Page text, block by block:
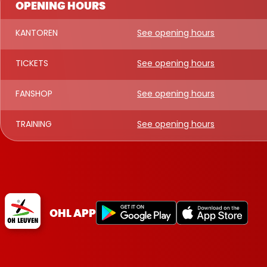
OPENING HOURS
KANTOREN See opening hours
TICKETS See opening hours
FANSHOP See opening hours
TRAINING See opening hours
OHL APP